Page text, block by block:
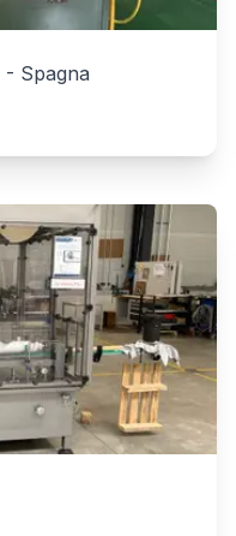
- Spagna